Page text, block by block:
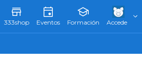
333shop Eventos Formación Accede